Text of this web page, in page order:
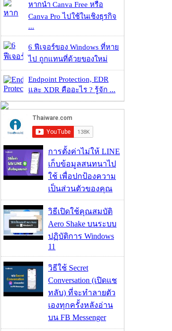
หากนำ Canva Free หรือ
Canva Pro ไปใช้ในเชิงธุรกิจ
...
6 ฟีเจอร์ของ Windows ที่หาย
ไป ถูกแทนที่ด้วยของใหม่
Endpoint Protection, EDR
และ XDR คืออะไร ? รู้จัก ...
การตั้งค่าไม่ให้ LINE
เก็บข้อมูลสนทนาไป
ใช้ เพื่อปกป้องความ
เป็นส่วนตัวของคุณ
วิธีเปิดใช้คุณสมบัติ
Aero Shake บนระบบ
ปฏิบัติการ Windows
11
วิธีใช้ Secret
Conversation (เปิดแช
ทลับ) ที่จะทำลายตัว
เองทุกครั้งหลังอ่าน
บน FB Messenger